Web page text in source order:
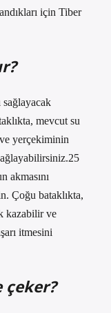
için Tiber
sağlayacak
mevcut su
yerçekiminin
akmasını
Çoğu bataklıkta,
kazabilir ve
itmesini
çeker?